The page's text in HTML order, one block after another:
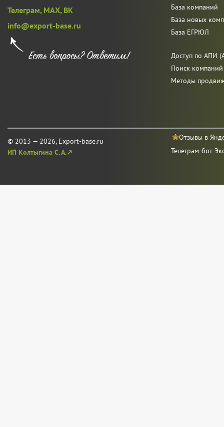
Телеграм, MAX, ВК
info@export-base.ru
© 2013 — 2026, Export-base.ru
ИП Колтыгина С. А.↗
База компаний
База новых
База ЕГРЮЛ
Доступ по АПИ
Поиск
Методы
Отзывы в
Телеграм-бот